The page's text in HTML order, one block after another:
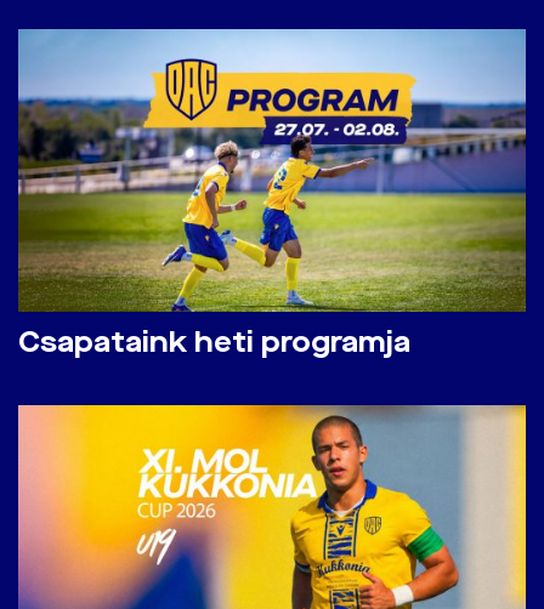
Csapataink heti programja